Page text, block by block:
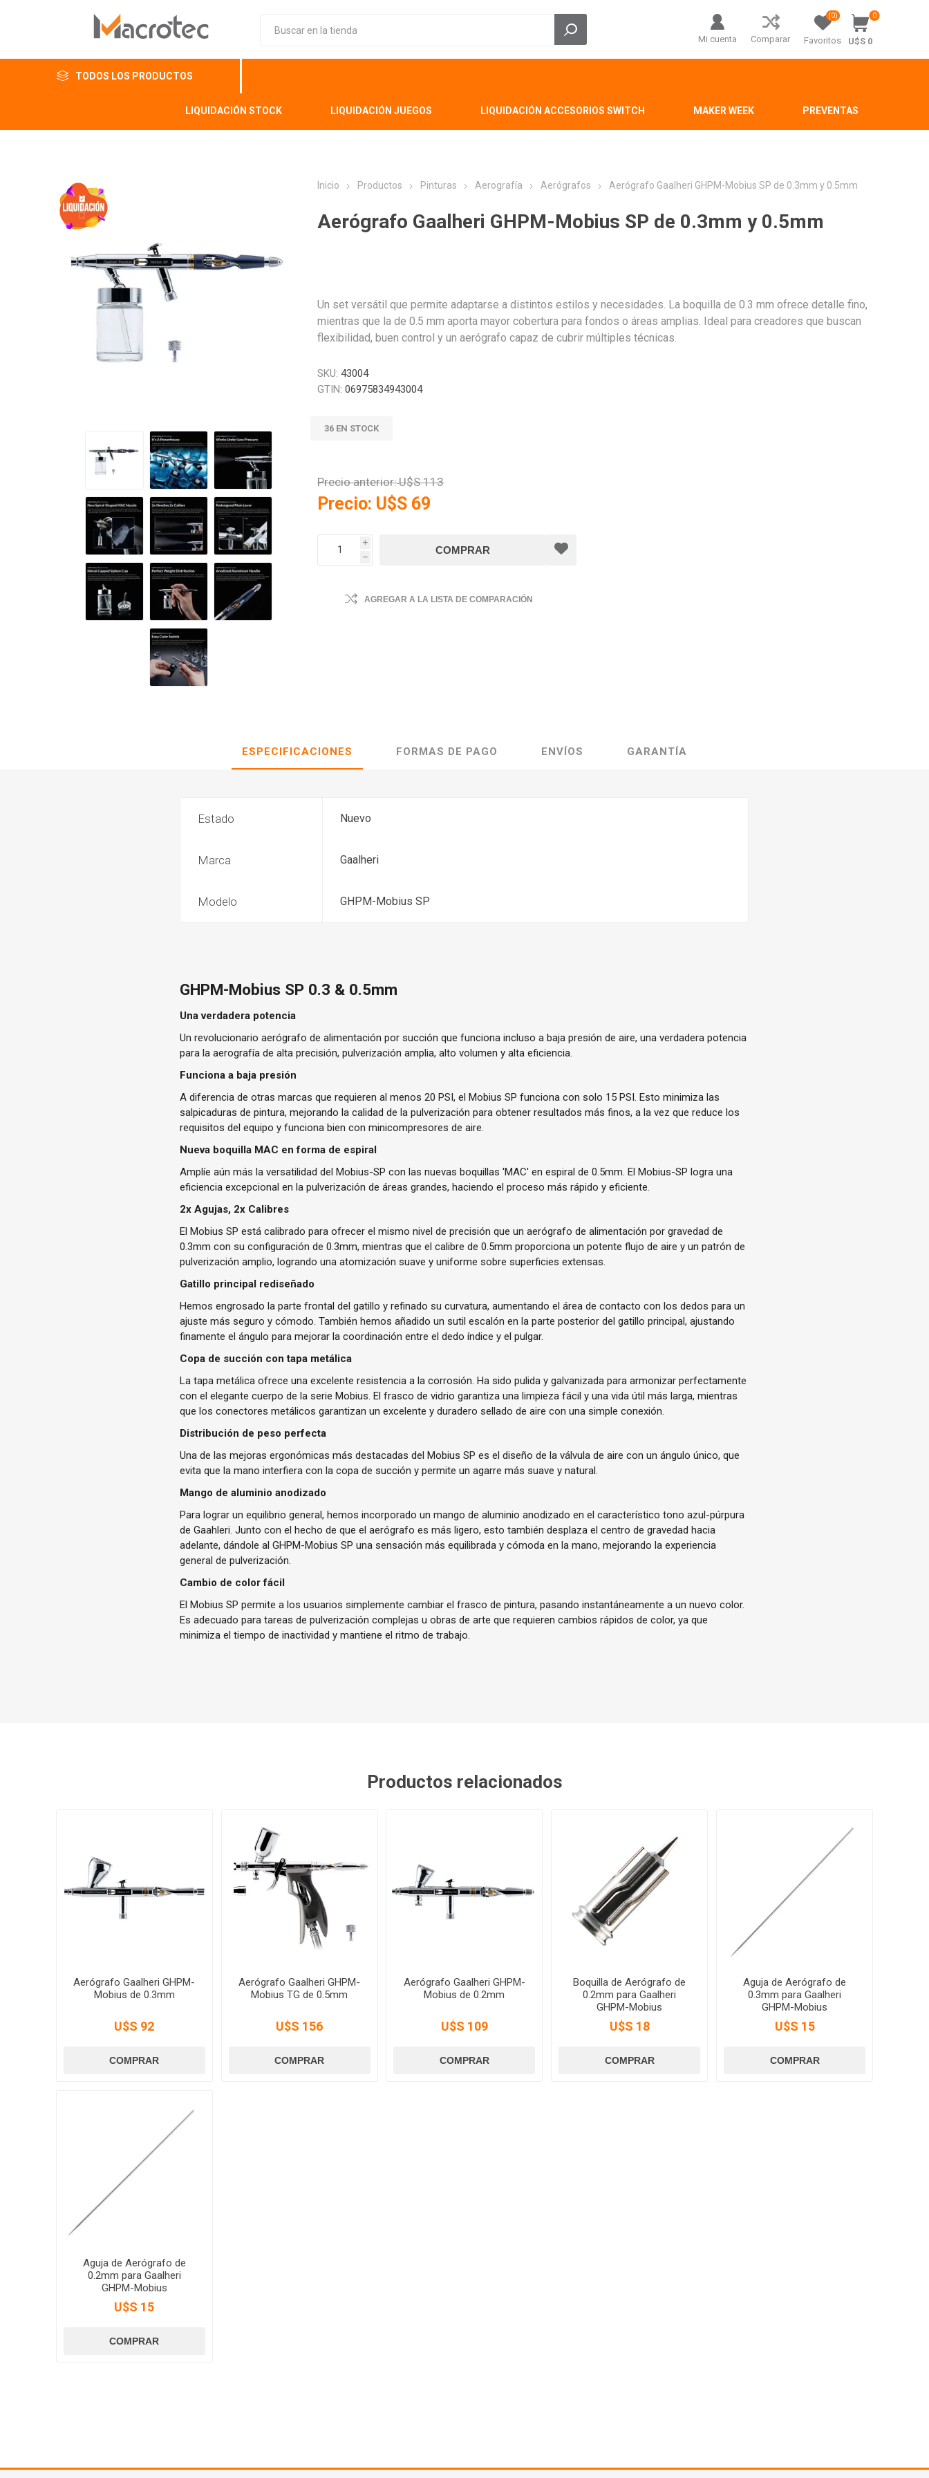
Mi cuenta Comparar Favoritos
(0) 0
U$S 0
TODOS LOS PRODUCTOS
LIQUIDACIÓN STOCK LIQUIDACIÓN JUEGOS LIQUIDACIÓN ACCESORIOS SWITCH MAKER WEEK PREVENTAS
Inicio Productos Pinturas Aerografía Aerógrafos Aerógrafo Gaalheri GHPM-Mobius SP de 0.3mm y 0.5mm
Aerógrafo Gaalheri GHPM-Mobius SP de 0.3mm y 0.5mm
Un set versátil que permite adaptarse a distintos estilos y necesidades. La boquilla de 0.3 mm ofrece detalle fino,
mientras que la de 0.5 mm aporta mayor cobertura para fondos o áreas amplias. Ideal para creadores que buscan
flexibilidad, buen control y un aerógrafo capaz de cubrir múltiples técnicas.
SKU: 43004
GTIN: 06975834943004
36 EN STOCK
Precio anterior:U$S 113
Precio: U$S 69
i
h
AGREGAR A LA LISTA DE COMPARACIÓN
ESPECIFICACIONES FORMAS DE PAGO ENVÍOS GARANTÍA
Estado Nuevo
Marca Gaalheri
Modelo GHPM-Mobius SP
GHPM-Mobius SP 0.3 & 0.5mm
Una verdadera potencia
Un revolucionario aerógrafo de alimentación por succión que funciona incluso a baja presión de aire, una verdadera potencia
para la aerografía de alta precisión, pulverización amplia, alto volumen y alta eficiencia.
Funciona a baja presión
A diferencia de otras marcas que requieren al menos 20 PSI, el Mobius SP funciona con solo 15 PSI. Esto minimiza las
salpicaduras de pintura, mejorando la calidad de la pulverización para obtener resultados más finos, a la vez que reduce los
requisitos del equipo y funciona bien con minicompresores de aire.
Nueva boquilla MAC en forma de espiral
Amplíe aún más la versatilidad del Mobius-SP con las nuevas boquillas 'MAC' en espiral de 0.5mm. El Mobius-SP logra una
eficiencia excepcional en la pulverización de áreas grandes, haciendo el proceso más rápido y eficiente.
2x Agujas, 2x Calibres
El Mobius SP está calibrado para ofrecer el mismo nivel de precisión que un aerógrafo de alimentación por gravedad de
0.3mm con su configuración de 0.3mm, mientras que el calibre de 0.5mm proporciona un potente flujo de aire y un patrón de
pulverización amplio, logrando una atomización suave y uniforme sobre superficies extensas.
Gatillo principal rediseñado
Hemos engrosado la parte frontal del gatillo y refinado su curvatura, aumentando el área de contacto con los dedos para un
ajuste más seguro y cómodo. También hemos añadido un sutil escalón en la parte posterior del gatillo principal, ajustando
finamente el ángulo para mejorar la coordinación entre el dedo índice y el pulgar.
Copa de succión con tapa metálica
La tapa metálica ofrece una excelente resistencia a la corrosión. Ha sido pulida y galvanizada para armonizar perfectamente
con el elegante cuerpo de la serie Mobius. El frasco de vidrio garantiza una limpieza fácil y una vida útil más larga, mientras
que los conectores metálicos garantizan un excelente y duradero sellado de aire con una simple conexión.
Distribución de peso perfecta
Una de las mejoras ergonómicas más destacadas del Mobius SP es el diseño de la válvula de aire con un ángulo único, que
evita que la mano interfiera con la copa de succión y permite un agarre más suave y natural.
Mango de aluminio anodizado
Para lograr un equilibrio general, hemos incorporado un mango de aluminio anodizado en el característico tono azul-púrpura
de Gaahleri. Junto con el hecho de que el aerógrafo es más ligero, esto también desplaza el centro de gravedad hacia
adelante, dándole al GHPM-Mobius SP una sensación más equilibrada y cómoda en la mano, mejorando la experiencia
general de pulverización.
Cambio de color fácil
El Mobius SP permite a los usuarios simplemente cambiar el frasco de pintura, pasando instantáneamente a un nuevo color.
Es adecuado para tareas de pulverización complejas u obras de arte que requieren cambios rápidos de color, ya que
minimiza el tiempo de inactividad y mantiene el ritmo de trabajo.
Productos relacionados
Aerógrafo Gaalheri GHPM-
Mobius de 0.3mm
U$S 92
Aerógrafo Gaalheri GHPM-
Mobius TG de 0.5mm
U$S 156
Aerógrafo Gaalheri GHPM-
Mobius de 0.2mm
U$S 109
Boquilla de Aerógrafo de
0.2mm para Gaalheri
GHPM-Mobius
U$S 18
Aguja de Aerógrafo de
0.3mm para Gaalheri
GHPM-Mobius
U$S 15
Aguja de Aerógrafo de
0.2mm para Gaalheri
GHPM-Mobius
U$S 15